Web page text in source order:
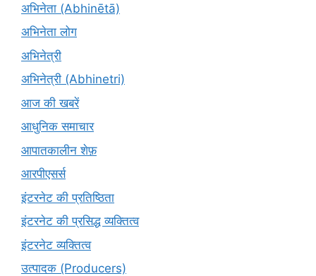
अभिनेता (Abhinētā)
अभिनेता लोग
अभिनेत्री
अभिनेत्री (Abhinetri)
आज की खबरें
आधुनिक समाचार
आपातकालीन शेफ़
आरपीएसर्स
इंटरनेट की प्रतिष्ठिता
इंटरनेट की प्रसिद्ध व्यक्तित्व
इंटरनेट व्यक्तित्व
उत्पादक (Producers)